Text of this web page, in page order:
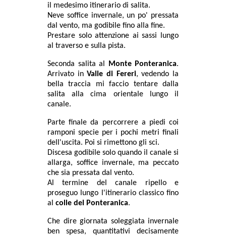
il medesimo itinerario di salita.
Neve soffice invernale, un po' pressata
dal vento, ma godibile fino alla fine.
Prestare solo attenzione ai sassi lungo
al traverso e sulla pista.
Seconda salita al Monte Ponteranica.
Arrivato inValle di Fereri, vedendo la
bella traccia mi faccio tentare dalla
salita alla cima orientale lungo il
canale.
Parte finale da percorrere a piedi coi
ramponi specie per i pochi metri finali
dell'uscita. Poi si rimettono gli sci.
Discesa godibile solo quando il canale si
allarga, soffice invernale, ma peccato
che sia pressata dal vento.
Al termine del canale ripello e
proseguo lungo l'itinerario classico fino
al colle del Ponteranica.
Che dire giornata soleggiata invernale
ben spesa, quantitativi decisamente